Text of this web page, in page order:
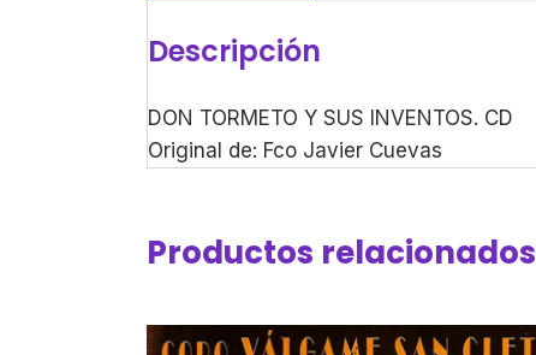
Descripción
DON TORMETO Y SUS INVENTOS. CD
Original de: Fco Javier Cuevas
Productos relacionados